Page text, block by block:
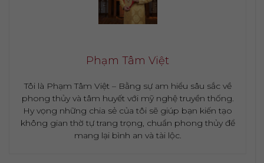
Phạm Tâm Việt
Tôi là Phạm Tâm Việt – Bằng sự am hiểu sâu sắc về
phong thủy và tâm huyết với mỹ nghệ truyền thống.
Hy vọng những chia sẻ của tôi sẽ giúp bạn kiến tạo
không gian thờ tự trang trọng, chuẩn phong thủy để
mang lại bình an và tài lộc.